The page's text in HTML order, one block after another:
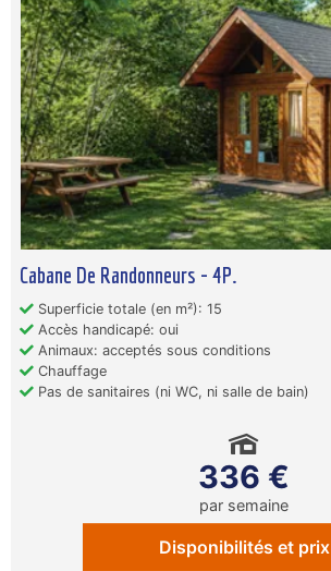
Cabane De Randonneurs - 4P.
Superficie totale (en m²): 15
Accès handicapé: oui
Animaux: acceptés sous conditions
Chauffage
Pas de sanitaires (ni WC, ni salle de bain)
336 €
par semaine
Disponibilités et prix